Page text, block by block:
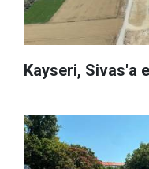
Kayseri, Sivas'a